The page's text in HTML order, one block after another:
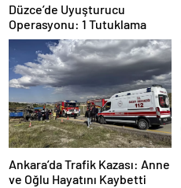
Düzce’de Uyuşturucu
Operasyonu: 1 Tutuklama
Ankara’da Trafik Kazası: Anne
ve Oğlu Hayatını Kaybetti